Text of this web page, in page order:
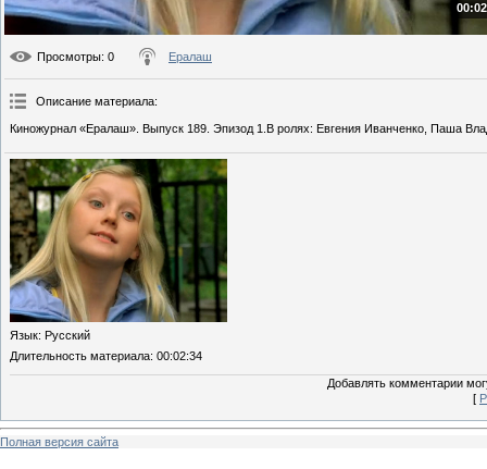
Просмотры: 0 Ералаш
Описание материала:
Киножурнал «Ералаш». Выпуск 189. Эпизод 1.В ролях: Евгения Иванченко, Паша
Язык: Русский
Длительность материала: 00:02:34
Добавлять комментарии
[
Полная версия сайта